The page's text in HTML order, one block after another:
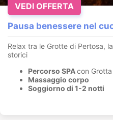
Pausa benessere nel
Relax tra le Grotte di Pertosa,
storici
Percorso SPAcon
Massaggio corpo
Soggiorno di 1-2 notti
VEDI OFFERTA